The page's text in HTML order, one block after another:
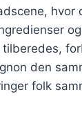
hvor
den
folk